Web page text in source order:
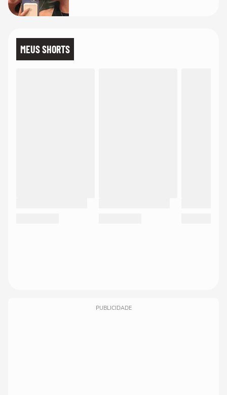
MEUS SHORTS
PUBLICIDADE